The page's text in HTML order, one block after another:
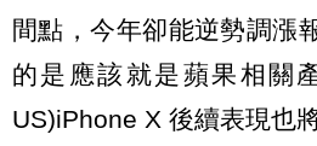
間點，今年卻能逆勢調漲
的是應該就是蘋果相關
US)iPhone X 後續表現也